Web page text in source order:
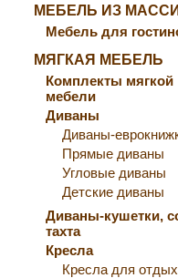
МЕБЕЛЬ ИЗ
Мебель для
МЯГКАЯ МЕБЕЛЬ
Комплекты мягкой
мебели
Диваны
Диваны-
Прямые диваны
Угловые диваны
Детские диваны
Диваны-кушетки,
тахта
Кресла
Кресла для